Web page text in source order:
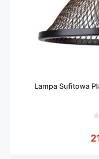
Lampa Sufitowa
5